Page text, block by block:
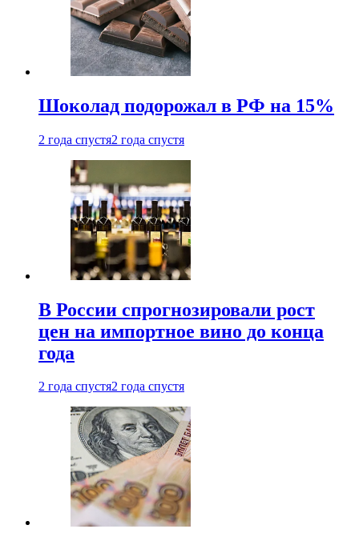
Шоколад подорожал в РФ на 15%
2 года спустя2 года спустя
В России спрогнозировали рост
цен на импортное вино до конца
года
2 года спустя2 года спустя